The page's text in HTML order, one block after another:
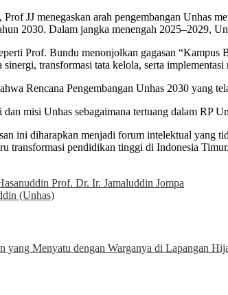
JJ menegaskan arah pengembangan Unhas
2030. Dalam jangka menengah 2025–2029,
Prof. Bundu menonjolkan gagasan “Kampus
transformasi tata kelola, serta
Rencana Pengembangan Unhas 2030 yang
misi Unhas sebagaimana tertuang dalam RP
ini diharapkan menjadi forum intelektual yang
transformasi pendidikan tinggi di Indonesia Timur.
Prof. Dr. Ir. Jamaluddin Jompa
(Unhas)
yang Menyatu dengan Warganya di Lapangan